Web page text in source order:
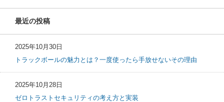
最近の投稿
2025年10月30日
トラックボールの魅力とは？一度使ったら手放せないその理由
2025年10月28日
ゼロトラストセキュリティの考え方と実装